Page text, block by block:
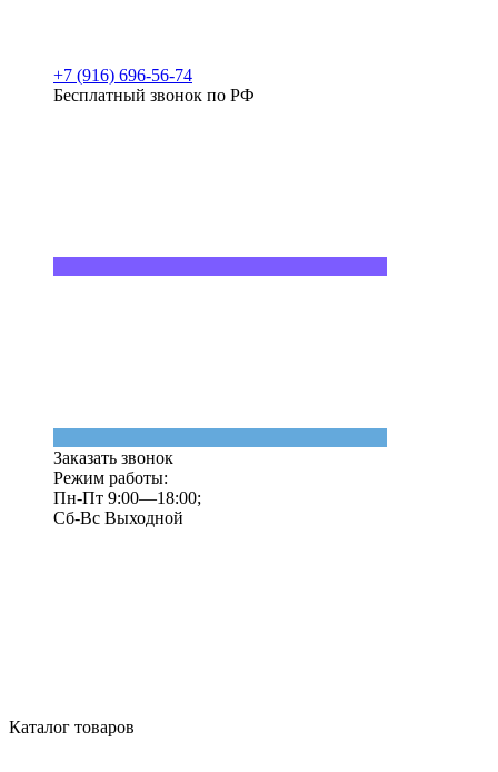
+7 (916) 696-56-74
Бесплатный звонок по РФ
Заказать звонок
Режим работы:
Пн-Пт 9:00—18:00;
Сб-Вс Выходной
Каталог товаров